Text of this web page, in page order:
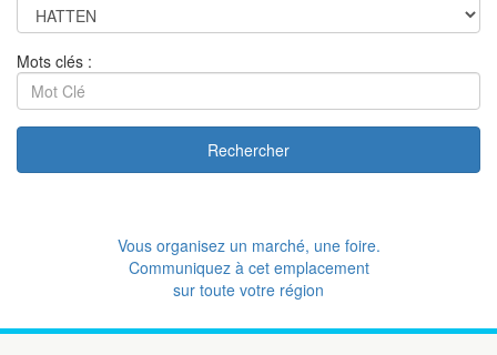
Mots clés :
Rechercher
Vous organisez un marché, une foire.
Communiquez à cet emplacement
sur toute votre région